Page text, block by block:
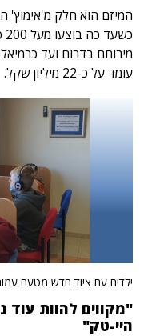
המיזם הוא חלק מ'אימוץ'
מירוחם בדרום ועד
עומד על כ-22 מיליון שקל.
ילדים עם ציוד חדש מטעם
"מקווים להוות
היי-טק"